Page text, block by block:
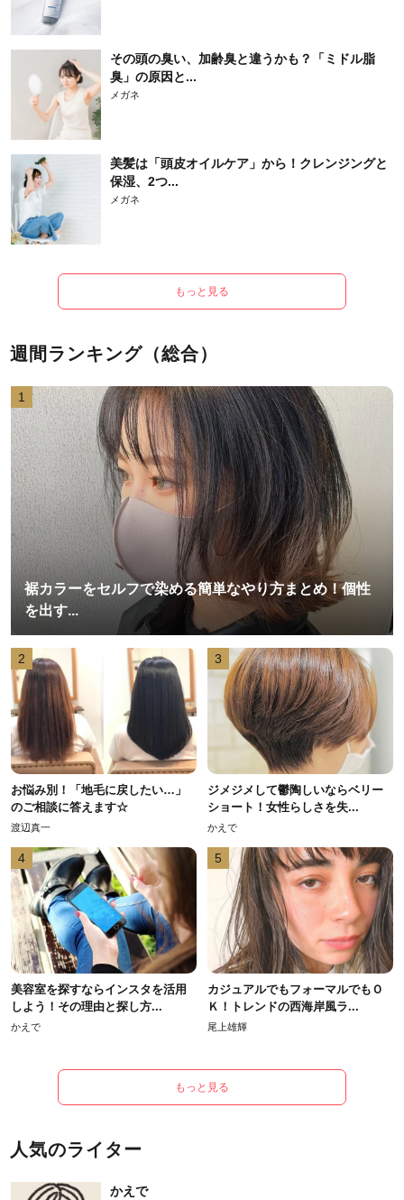
その頭の臭い、加齢臭と違うかも？「ミドル脂
臭」の原因と...
メガネ
美髪は「頭皮オイルケア」から！クレンジングと
保湿、2つ...
メガネ
もっと見る
週間ランキング（総合）
1
裾カラーをセルフで染める簡単なやり方まとめ！個性
を出す...
2
お悩み別！「地毛に戻したい…」
のご相談に答えます☆
渡辺真一
3
ジメジメして鬱陶しいならベリー
ショート！女性らしさを失...
かえで
4
美容室を探すならインスタを活用
しよう！その理由と探し方...
かえで
5
カジュアルでもフォーマルでもＯ
Ｋ！トレンドの西海岸風ラ...
尾上雄輝
もっと見る
人気のライター
かえで